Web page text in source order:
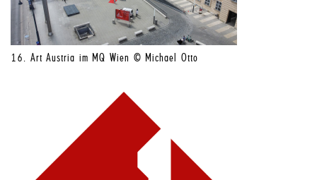
16. Art Austria im MQ Wien © Michael Otto